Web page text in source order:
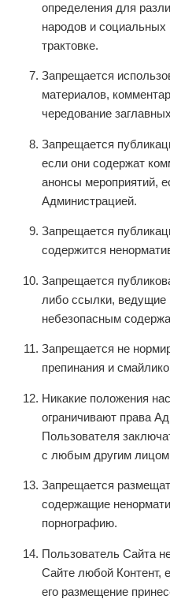
определения для
народов и социальных
трактовке.
Запрещается
материалов,
чередование
Запрещается
если они содержат
анонсы мероприятий,
Администрацией.
Запрещается
содержится
Запрещается
либо ссылки, ведущие
небезопасным
Запрещается не
препинания и
Никакие положения
ограничивают права
Пользователя
с любым другим
Запрещается
содержащие
порнографию.
Пользователь Сайта
Сайте любой Контент,
его размещение